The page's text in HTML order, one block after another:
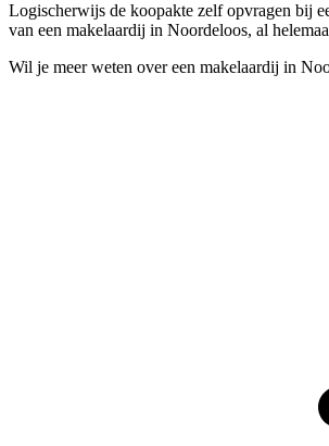
Logischerwijs de koopakte zelf opvragen bij
van een makelaardij in Noordeloos, al
Wil je meer weten over een makelaardij in